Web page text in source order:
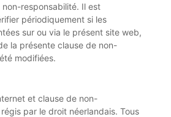
responsabilité. Il est
périodiquement si les
sur ou via le présent site web,
la présente clause de non-
modifiées.
et clause de non-
par le droit néerlandais. Tous